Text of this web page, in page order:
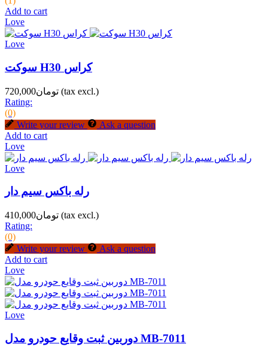
Add to cart
Love
Love
سوکت H30 کراس
تومان720,000 (tax excl.)
Rating:
(0)
Write your review
Ask a question
Add to cart
Love
Love
رله باکس سیم دار
تومان410,000 (tax excl.)
Rating:
(0)
Write your review
Ask a question
Add to cart
Love
Love
دوربین ثبت وقایع حودرو مدل MB-7011